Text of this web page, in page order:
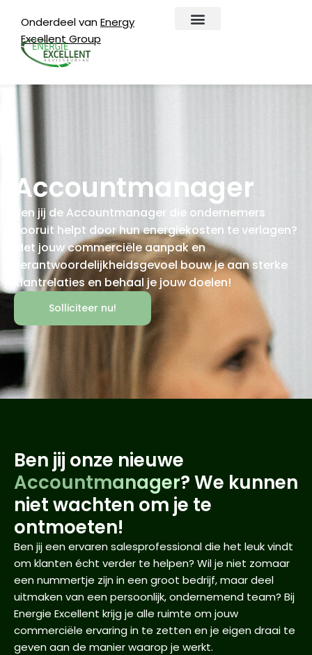
Onderdeel vanEnergy
Excellent Group
Accountmanager
Ben jij de Accountmanager die ondernemers
vooruit helpt door hun energiekosten te verlagen?
Met jouw commerciële aanpak en
verantwoordelijkheidsgevoel bouw je aan sterke
klantrelaties en behaal je jouw doelen!
Solliciteer nu!
Ben jij een ervaren salesprofessional die het leuk vindt
om klanten écht verder te helpen? Wil je niet zomaar
een nummertje zijn in een groot bedrijf, maar deel
uitmaken van een persoonlijk, ondernemend team? Bij
Energie Excellent krijg je alle ruimte om jouw
commerciële ervaring in te zetten en je eigen draai te
geven aan de manier waarop je werkt.
Ben jij onze nieuwe
Accountmanager? We kunnen
niet wachten om je te
ontmoeten!